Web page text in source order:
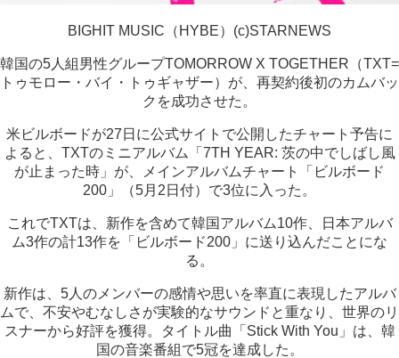
BIGHIT MUSIC（HYBE）(c)STARNEWS
韓国の5人組男性グループTOMORROW X TOGETHER（TXT=
トゥモロー・バイ・トゥギャザー）が、再契約後初のカムバッ
クを成功させた。
米ビルボードが27日に公式サイトで公開したチャート予告に
よると、TXTのミニアルバム「7TH YEAR: 茨の中でしばし風
が止まった時」が、メインアルバムチャート「ビルボード
200」（5月2日付）で3位に入った。
これでTXTは、新作を含めて韓国アルバム10作、日本アルバ
ム3作の計13作を「ビルボード200」に送り込んだことにな
る。
新作は、5人のメンバーの感情や思いを率直に表現したアルバ
ムで、不安やむなしさが実験的なサウンドと重なり、世界のリ
スナーから好評を獲得。タイトル曲「Stick With You」は、韓
国の音楽番組で5冠を達成した。